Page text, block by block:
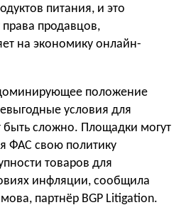
питания, и это
продавцов,
на экономику онлайн-
положение
условия для
сложно. Площадки могут
ФАС свою политику
товаров для
инфляции, сообщила
партнёр BGP Litigation.